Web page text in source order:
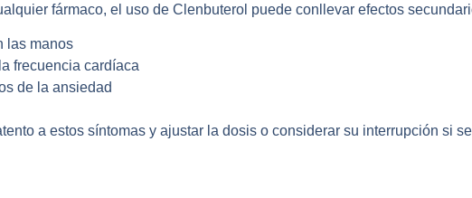
fármaco, el uso de Clenbuterol puede conllevar efectos
las manos
frecuencia cardíaca
de la ansiedad
a estos síntomas y ajustar la dosis o considerar su interrupción si